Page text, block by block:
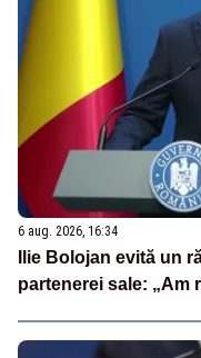
6 aug. 2026, 16:34
Ilie Bolojan evită un
partenerei sale: „Am